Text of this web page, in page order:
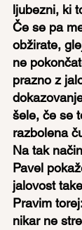
ljubezni, ki
Če se pa
obžirate,
ne
prazno z
šele, če se
razbolena
Na tak
Pavel
jalovost
Pravim
nikar ne